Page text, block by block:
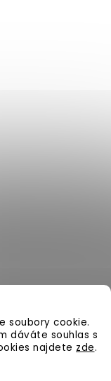
soubory cookie.
dáváte souhlas s
najdete zde.
vyhrazena.